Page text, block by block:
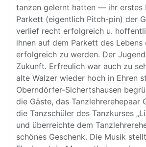
tanzen gelernt hatten — ihr erstes
Parkett (eigentlich Pitch-pin) der
verlief recht erfolgreich u.
ihnen auf dem Parkett des Lebens
erfolgreich zu werden. Der
Zukunft. Erfreulich war auch zu
alte Walzer wieder hoch in Ehren
Oberndörfer-Sichertshausen
die Gäste, das Tanzlehrerehepaar
die Tanzschüler des Tanzkurses
und überreichte dem
schönes Geschenk. Die Musik